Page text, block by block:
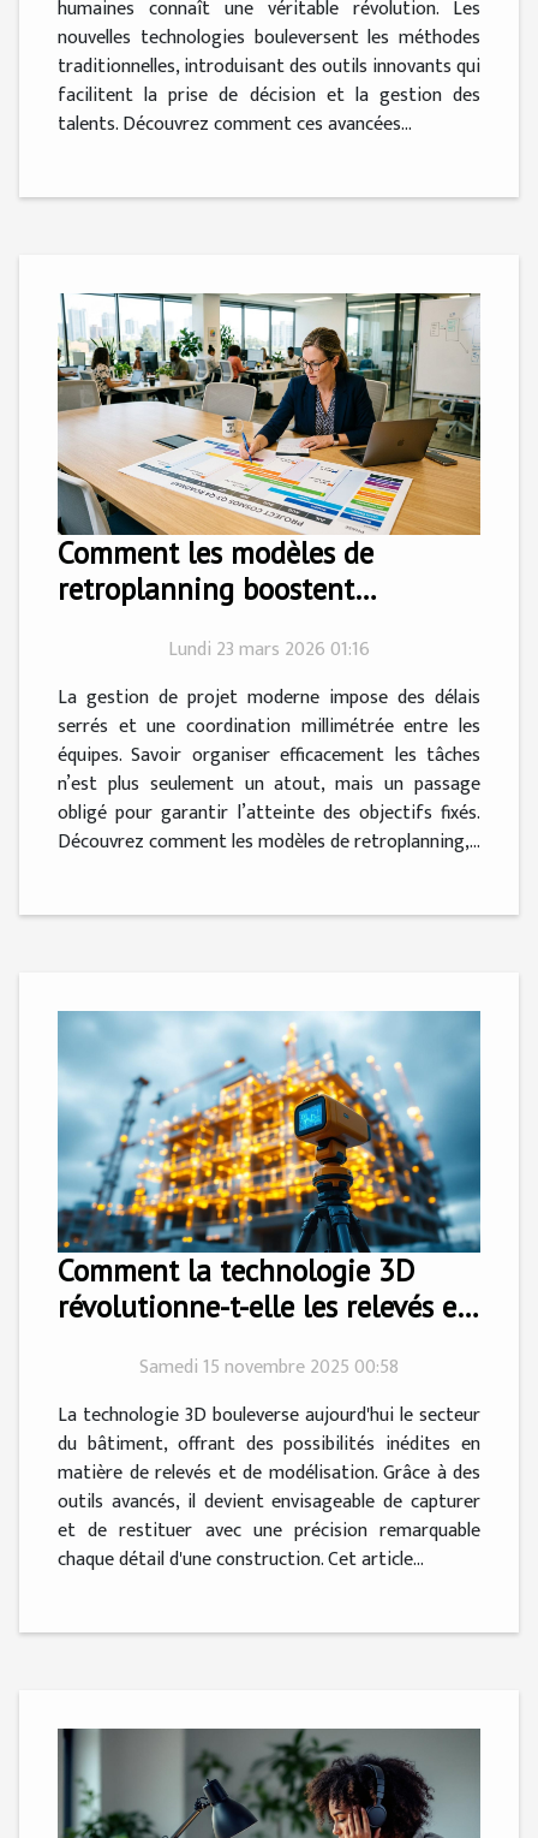
humaines connaît une véritable révolution. Les
nouvelles technologies bouleversent les méthodes
traditionnelles, introduisant des outils innovants qui
facilitent la prise de décision et la gestion des
talents. Découvrez comment ces avancées...
Comment les modèles de
retroplanning boostent
Lundi 23 mars 2026 01:16
La gestion de projet moderne impose des délais
serrés et une coordination millimétrée entre les
équipes. Savoir organiser efficacement les tâches
n’est plus seulement un atout, mais un passage
obligé pour garantir l’atteinte des objectifs fixés.
Découvrez comment les modèles de retroplanning,...
Comment la technologie 3D
révolutionne-t-elle les relevés et
Samedi 15 novembre 2025 00:58
La technologie 3D bouleverse aujourd'hui le secteur
du bâtiment, offrant des possibilités inédites en
matière de relevés et de modélisation. Grâce à des
outils avancés, il devient envisageable de capturer
et de restituer avec une précision remarquable
chaque détail d'une construction. Cet article...